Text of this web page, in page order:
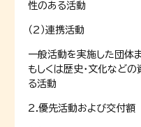
性のある活動
（2）連携活動
一般活動を実施した団体
もしくは歴史・文化など
る活動
2.優先活動および交付額